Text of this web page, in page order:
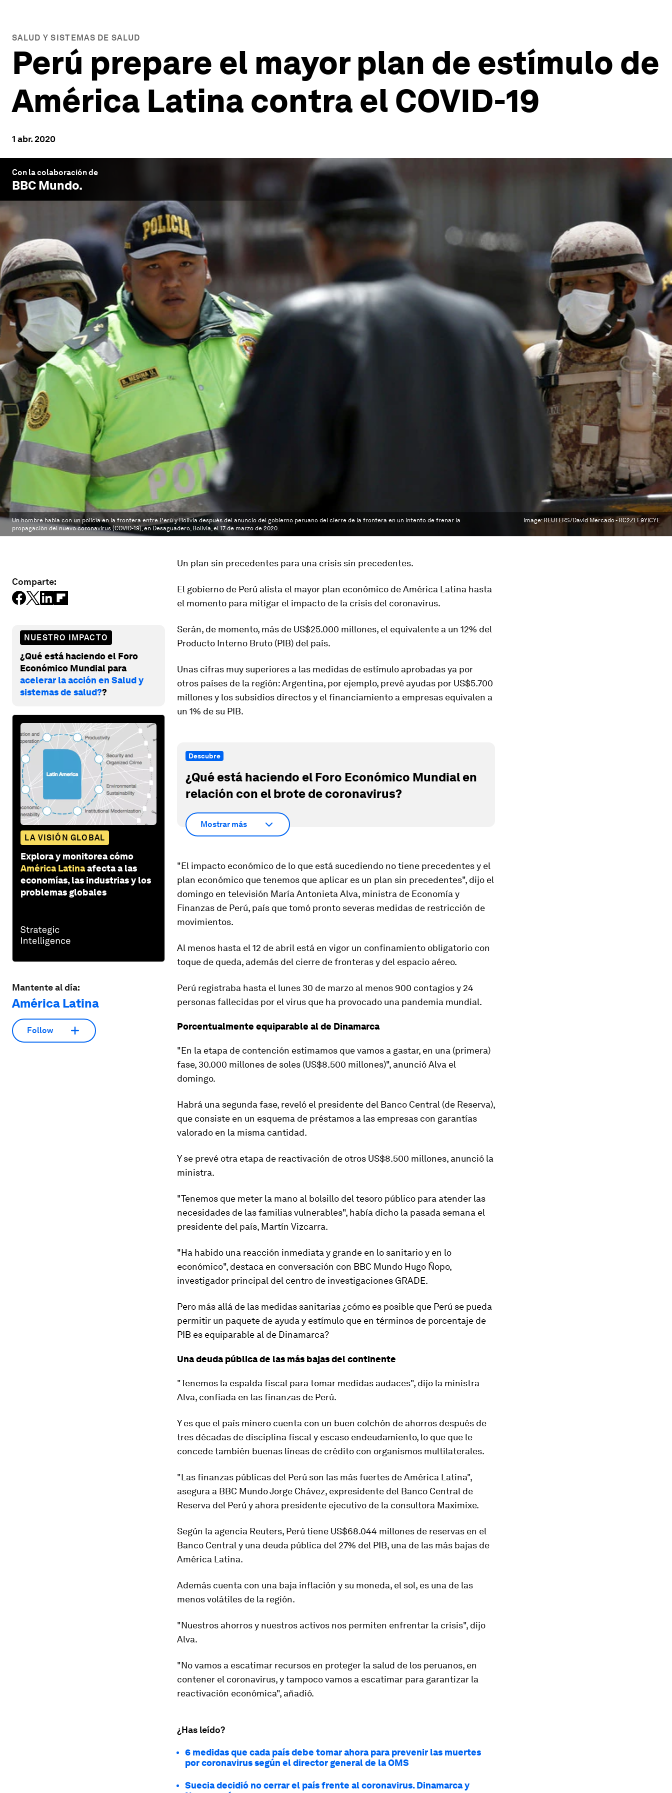
SALUD Y SISTEMAS DE SALUD
Perú prepare el mayor plan de estímulo de
América Latina contra el COVID-19
1 abr. 2020
Con la colaboración de
BBC Mundo.
Un hombre habla con un policía en la frontera entre Perú y Bolivia después del anuncio del gobierno peruano del cierre de la frontera en un intento de frenar la
propagación del nuevo coronavirus (COVID-19), en Desaguadero, Bolivia, el 17 de marzo de 2020.
Image:REUTERS/David Mercado - RC2ZLF9YICYE
Comparte:
NUESTRO IMPACTO
¿Qué está haciendo el Foro
Económico Mundial para
acelerar la acción en Salud y
sistemas de salud??
LA VISIÓN GLOBAL
Explora y monitorea cómo
América Latinaafecta a las
economías, las industrias y los
problemas globales
Mantente al día:
América Latina
Follow
Un plan sin precedentes para una crisis sin precedentes.
El gobierno de Perú alista el mayor plan económico de América Latina hasta
el momento para mitigar el impacto de la crisis del coronavirus.
Serán, de momento, más de US$25.000 millones, el equivalente a un 12% del
Producto Interno Bruto (PIB) del país.
Unas cifras muy superiores a las medidas de estímulo aprobadas ya por
otros países de la región: Argentina, por ejemplo, prevé ayudas por US$5.700
millones y los subsidios directos y el financiamiento a empresas equivalen a
un 1% de su PIB.
Descubre
¿Qué está haciendo el Foro Económico Mundial en
relación con el brote de coronavirus?
Mostrar más
"El impacto económico de lo que está sucediendo no tiene precedentes y el
plan económico que tenemos que aplicar es un plan sin precedentes", dijo el
domingo en televisión María Antonieta Alva, ministra de Economía y
Finanzas de Perú, país que tomó pronto severas medidas de restricción de
movimientos.
Al menos hasta el 12 de abril está en vigor un confinamiento obligatorio con
toque de queda, además del cierre de fronteras y del espacio aéreo.
Perú registraba hasta el lunes 30 de marzo al menos 900 contagios y 24
personas fallecidas por el virus que ha provocado una pandemia mundial.
Porcentualmente equiparable al de Dinamarca
"En la etapa de contención estimamos que vamos a gastar, en una (primera)
fase, 30.000 millones de soles (US$8.500 millones)", anunció Alva el
domingo.
Habrá una segunda fase, reveló el presidente del Banco Central (de Reserva),
que consiste en un esquema de préstamos a las empresas con garantías
valorado en la misma cantidad.
Y se prevé otra etapa de reactivación de otros US$8.500 millones, anunció la
ministra.
"Tenemos que meter la mano al bolsillo del tesoro público para atender las
necesidades de las familias vulnerables", había dicho la pasada semana el
presidente del país, Martín Vizcarra.
"Ha habido una reacción inmediata y grande en lo sanitario y en lo
económico", destaca en conversación con BBC Mundo Hugo Ñopo,
investigador principal del centro de investigaciones GRADE.
Pero más allá de las medidas sanitarias ¿cómo es posible que Perú se pueda
permitir un paquete de ayuda y estímulo que en términos de porcentaje de
PIB es equiparable al de Dinamarca?
Una deuda pública de las más bajas del continente
"Tenemos la espalda fiscal para tomar medidas audaces", dijo la ministra
Alva, confiada en las finanzas de Perú.
Y es que el país minero cuenta con un buen colchón de ahorros después de
tres décadas de disciplina fiscal y escaso endeudamiento, lo que que le
concede también buenas líneas de crédito con organismos multilaterales.
"Las finanzas públicas del Perú son las más fuertes de América Latina",
asegura a BBC Mundo Jorge Chávez, expresidente del Banco Central de
Reserva del Perú y ahora presidente ejecutivo de la consultora Maximixe.
Según la agencia Reuters, Perú tiene US$68.044 millones de reservas en el
Banco Central y una deuda pública del 27% del PIB, una de las más bajas de
América Latina.
Además cuenta con una baja inflación y su moneda, el sol, es una de las
menos volátiles de la región.
"Nuestros ahorros y nuestros activos nos permiten enfrentar la crisis", dijo
Alva.
"No vamos a escatimar recursos en proteger la salud de los peruanos, en
contener el coronavirus, y tampoco vamos a escatimar para garantizar la
reactivación económica", añadió.
¿Has leído?
6 medidas que cada país debe tomar ahora para prevenir las muertes
por coronavirus según el director general de la OMS
Suecia decidió no cerrar el país frente al coronavirus. Dinamarca y